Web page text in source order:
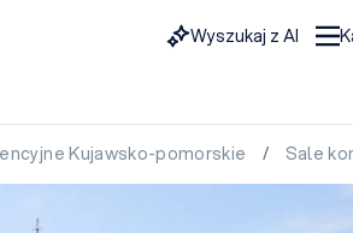
Wyszukaj z AI
Kujawsko-pomorskie / Sale